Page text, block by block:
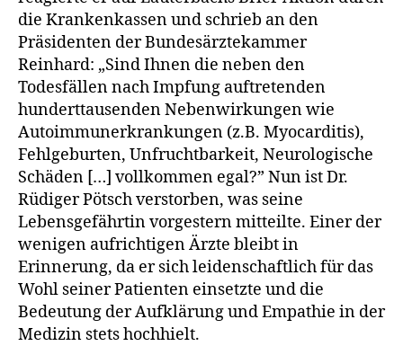
die Krankenkassen und schrieb an den
Präsidenten der Bundesärztekammer
Reinhard: „Sind Ihnen die neben den
Todesfällen nach Impfung auftretenden
hunderttausenden Nebenwirkungen wie
Autoimmunerkrankungen (z.B. Myocarditis),
Fehlgeburten, Unfruchtbarkeit, Neurologische
Schäden […] vollkommen egal?” Nun ist Dr.
Rüdiger Pötsch verstorben, was seine
Lebensgefährtin vorgestern mitteilte. Einer der
wenigen aufrichtigen Ärzte bleibt in
Erinnerung, da er sich leidenschaftlich für das
Wohl seiner Patienten einsetzte und die
Bedeutung der Aufklärung und Empathie in der
Medizin stets hochhielt.